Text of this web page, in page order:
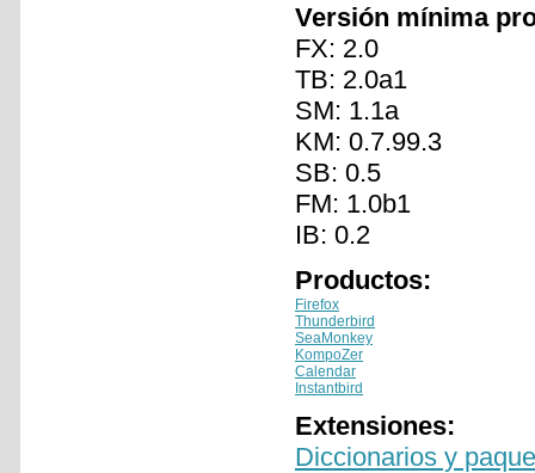
Versión mínima
FX: 2.0
TB: 2.0a1
SM: 1.1a
KM: 0.7.99.3
SB: 0.5
FM: 1.0b1
IB: 0.2
Productos:
Firefox
Thunderbird
SeaMonkey
KompoZer
Calendar
Instantbird
Extensiones:
Diccionarios y